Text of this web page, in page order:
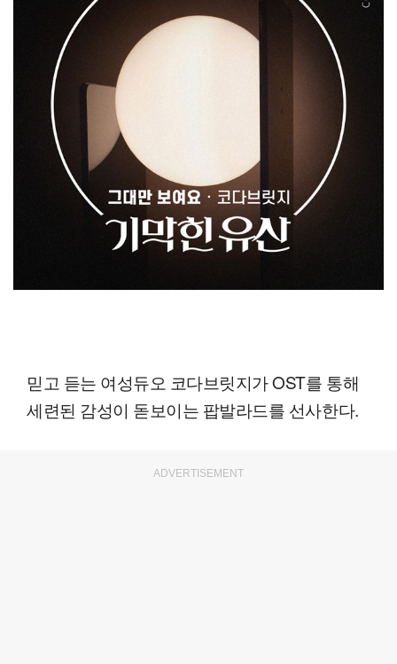
믿고 듣는 여성듀오 코다브릿지가 OST를 통해
세련된 감성이 돋보이는 팝발라드를 선사한다.
ADVERTISEMENT